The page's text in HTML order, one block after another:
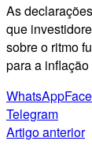
As
que
sobre o ritmo
para a
WhatsApp
Telegram
Artigo anterior